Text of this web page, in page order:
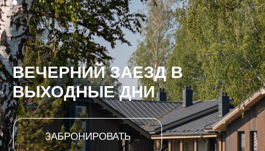
Мы знаем, как ценны выходные после
ДВА ПОЛНЫХ ДНЯ ОТДЫХА